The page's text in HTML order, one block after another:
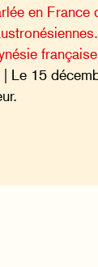
en France
| Le 15